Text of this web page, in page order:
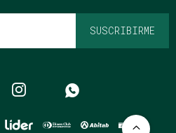
SUSCRIBIRME
 